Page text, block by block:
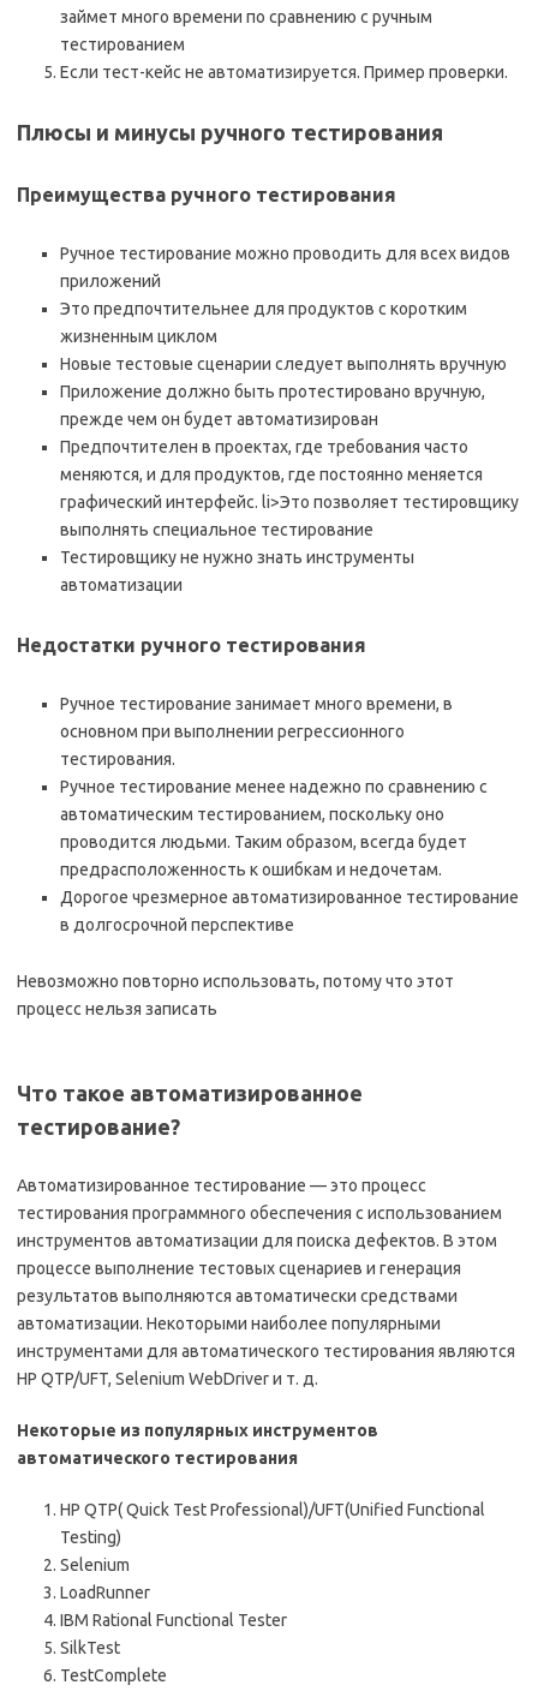
займет много времени по сравнению с ручным
тестированием
Если тест-кейс не автоматизируется. Пример проверки.
Плюсы и минусы ручного тестирования
Преимущества ручного тестирования
Ручное тестирование можно проводить для всех видов
приложений
Это предпочтительнее для продуктов с коротким
жизненным циклом
Новые тестовые сценарии следует выполнять вручную
Приложение должно быть протестировано вручную,
прежде чем он будет автоматизирован
Предпочтителен в проектах, где требования часто
меняются, и для продуктов, где постоянно меняется
графический интерфейс. li>Это позволяет тестировщику
выполнять специальное тестирование
Тестировщику не нужно знать инструменты
автоматизации
Недостатки ручного тестирования
Ручное тестирование занимает много времени, в
основном при выполнении регрессионного
тестирования.
Ручное тестирование менее надежно по сравнению с
автоматическим тестированием, поскольку оно
проводится людьми. Таким образом, всегда будет
предрасположенность к ошибкам и недочетам.
Дорогое чрезмерное автоматизированное тестирование
в долгосрочной перспективе
Невозможно повторно использовать, потому что этот
процесс нельзя записать
Что такое автоматизированное
тестирование?
Автоматизированное тестирование — это процесс
тестирования программного обеспечения с использованием
инструментов автоматизации для поиска дефектов. В этом
процессе выполнение тестовых сценариев и генерация
результатов выполняются автоматически средствами
автоматизации. Некоторыми наиболее популярными
инструментами для автоматического тестирования являются
HP QTP/UFT, Selenium WebDriver и т. д.
Некоторые из популярных инструментов
автоматического тестирования
HP QTP( Quick Test Professional)/UFT(Unified Functional
Testing)
Selenium
LoadRunner
IBM Rational Functional Tester
SilkTest
TestComplete